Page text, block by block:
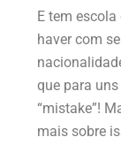
E tem
haver com
que para
“mistake”!
mais sobre